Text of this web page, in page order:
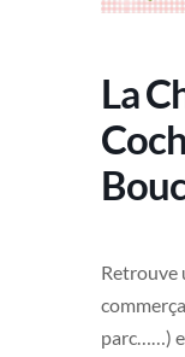
La
Retrouve
parc……)